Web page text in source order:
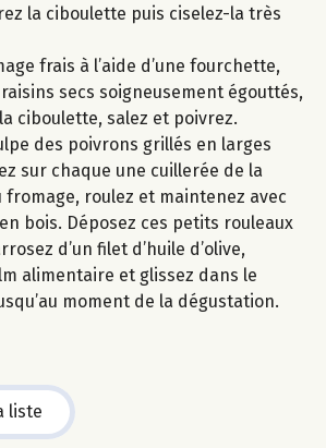
la ciboulette puis ciselez-la très
frais à l’aide d’une fourchette,
secs soigneusement égouttés,
ciboulette, salez et poivrez.
des poivrons grillés en larges
sur chaque une cuillerée de la
roulez et maintenez avec
bois. Déposez ces petits rouleaux
d’un filet d’huile d’olive,
alimentaire et glissez dans le
moment de la dégustation.
liste